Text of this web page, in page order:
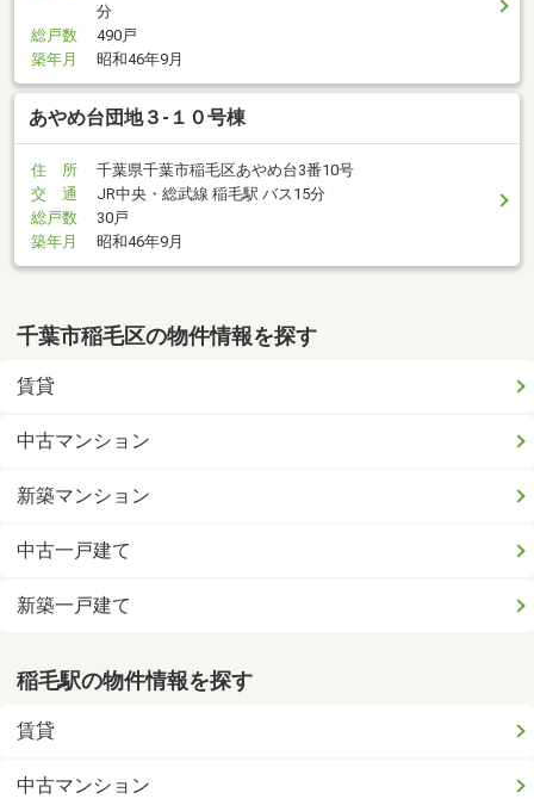
分
総戸数
490戸
築年月
昭和46年9月
あやめ台団地３-１０号棟
住 所
千葉県千葉市稲毛区あやめ台3番10号
交 通
JR中央・総武線 稲毛駅 バス15分
総戸数
30戸
築年月
昭和46年9月
千葉市稲毛区の物件情報を探す
賃貸
中古マンション
新築マンション
中古一戸建て
新築一戸建て
稲毛駅の物件情報を探す
賃貸
中古マンション